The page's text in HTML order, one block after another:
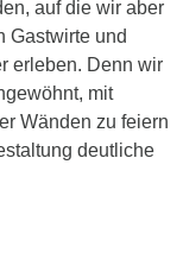
auf die wir aber
Gastwirte und
erleben. Denn wir
mit
Wänden zu feiern
deutliche